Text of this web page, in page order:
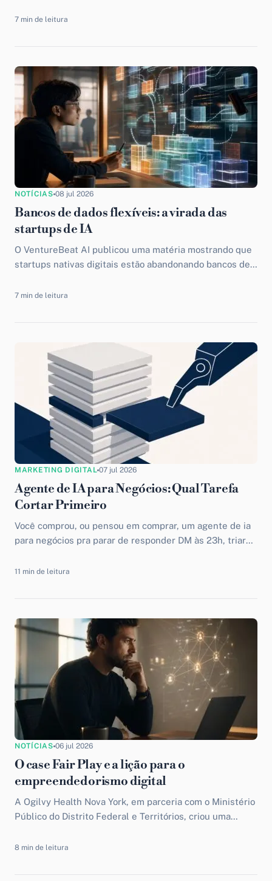
7 min de leitura
NOTÍCIAS 08 jul 2026
Bancos de dados flexíveis: a virada das
startups de IA
O VentureBeat AI publicou uma matéria mostrando que
startups nativas digitais estão abandonando bancos de
de agentes de...
7 min de leitura
MARKETING DIGITAL 07 jul 2026
Agente de IA para Negócios: Qual Tarefa
Cortar Primeiro
Você comprou, ou pensou em comprar, um agente de ia
para negócios pra parar de responder DM às 23h, triar
11 min de leitura
NOTÍCIAS 06 jul 2026
O case Fair Play e a lição para o
empreendedorismo digital
A Ogilvy Health Nova York, em parceria com o Ministério
Público do Distrito Federal e Territórios, criou uma
Play”...
8 min de leitura